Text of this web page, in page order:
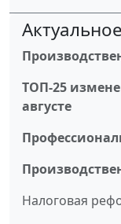
Актуальное
ТОП-25
августе
Налоговая